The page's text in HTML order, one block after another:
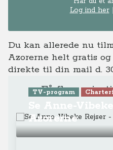
Log ind her|
Du kan allerede nu
Azorerne helt gratis
direkte til din mail d.
Få flere
TV-program
Azorerne